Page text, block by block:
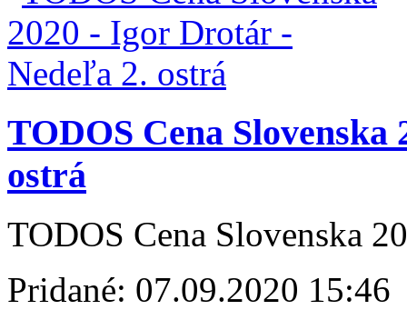
TODOS Cena
ostrá
TODOS Cena Slovenska
Pridané: 07.09.2020 15:46